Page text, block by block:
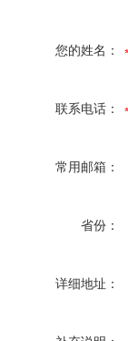
您的姓名：
联系电话：
常用邮箱：
省份：
详细地址：